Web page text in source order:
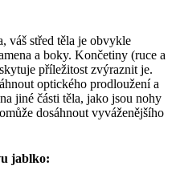
váš střed těla je obvykle
a boky. Končetiny (ruce a
příležitost zvýraznit je.
optického prodloužení a
jiné části těla, jako jsou nohy
dosáhnout vyváženějšího
jablko: